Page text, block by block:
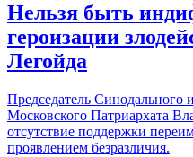
Нельзя быть
героизации
Легойда
Председатель Синодального
Московского Патриархата
отсутствие поддержки
проявлением безразличия.